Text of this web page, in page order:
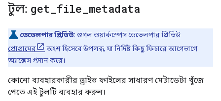
টুল: get file metadata
ডেভেলপার প্রিভিউ: গুগল ওয়ার্কস্পেস ডেভেলপার প্রিভিউ
প্রোগ্রামের
অংশ হিসেবে উপলব্ধ, যা নির্দিষ্ট কিছু ফিচারে আগেভাগে
অ্যাক্সেস প্রদান করে।
কোনো ব্যবহারকারীর ড্রাইভ ফাইলের সাধারণ মেটাডেটা খুঁজে
পেতে এই টুলটি ব্যবহার করুন।